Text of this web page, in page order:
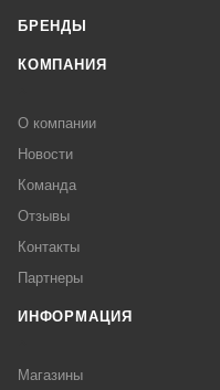
БРЕНДЫ
КОМПАНИЯ
О компании
Новости
Команда
Отзывы
Контакты
Партнеры
ИНФОРМАЦИЯ
Магазины